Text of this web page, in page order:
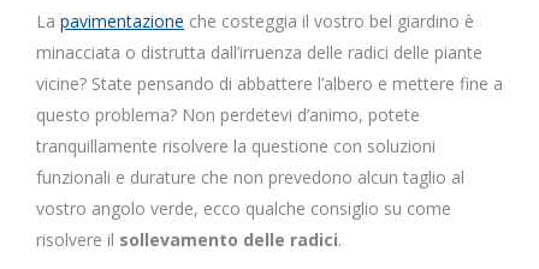
La pavimentazione che costeggia il vostro bel giardino è
minacciata o distrutta dall’irruenza delle radici delle piante
vicine? State pensando di abbattere l’albero e mettere fine a
questo problema? Non perdetevi d’animo, potete
tranquillamente risolvere la questione con soluzioni
funzionali e durature che non prevedono alcun taglio al
vostro angolo verde, ecco qualche consiglio su come
risolvere il sollevamento delle radici.